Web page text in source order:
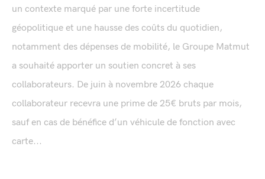
un contexte marqué par une forte incertitude
géopolitique et une hausse des coûts du quotidien,
notamment des dépenses de mobilité, le Groupe Matmut
a souhaité apporter un soutien concret à ses
collaborateurs. De juin à novembre 2026 chaque
collaborateur recevra une prime de 25€ bruts par mois,
sauf en cas de bénéfice d’un véhicule de fonction avec
carte...